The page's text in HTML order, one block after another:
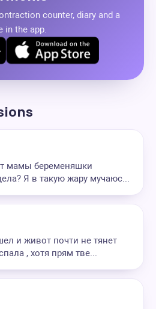
counter, diary and a
in the app.
мамы беременяшки
Я в такую жару мучаюс...
и живот почти не тянет
, хотя прям тве...